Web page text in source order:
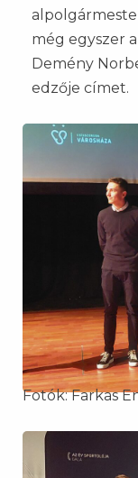
még egyszer
Demény
edzője címet.
Fotók: Farkas